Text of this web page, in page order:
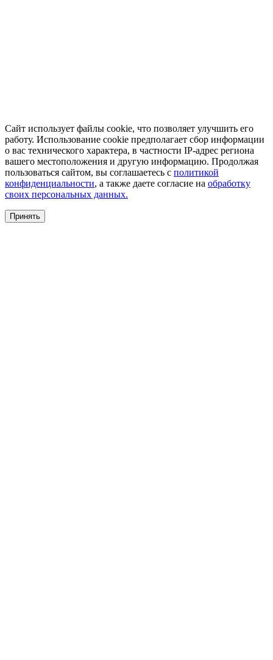
Сайт использует файлы cookie, что позволяет улучшить его
работу. Использование cookie предполагает сбор информации
о вас технического характера, в частности IP-адрес региона
вашего местоположения и другую информацию. Продолжая
пользоваться сайтом, вы соглашаетесь с политикой
конфиденциальности, а также даете согласие на обработку
своих персональных данных.
Принять